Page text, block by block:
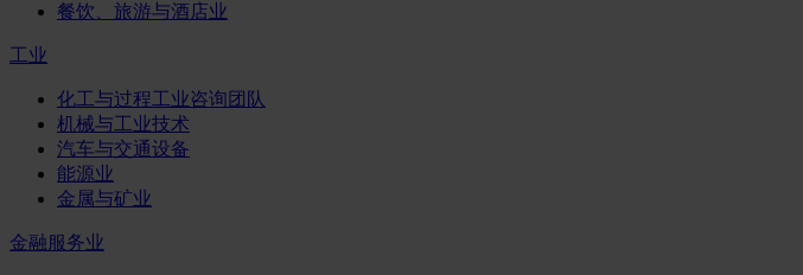
餐饮、旅游与酒店业
工业
化工与过程工业咨询团队
机械与工业技术
汽车与交通设备
能源业
金属与矿业
金融服务业